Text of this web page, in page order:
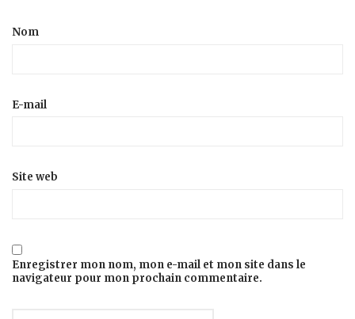
Nom
E-mail
Site web
Enregistrer mon nom, mon e-mail et mon site dans le
navigateur pour mon prochain commentaire.